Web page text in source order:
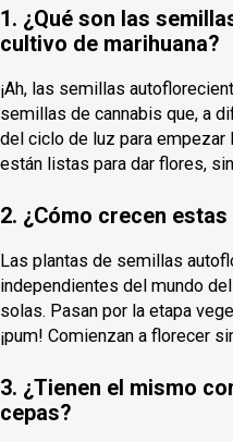
1. ¿Qué son las
cultivo de marihuana?
¡Ah, las semillas
semillas de cannabis que, a
del ciclo de luz para empezar
están listas para dar flores,
2. ¿Cómo crecen
Las plantas de semillas
independientes del mundo
solas. Pasan por la etapa
¡pum! Comienzan a florecer
3. ¿Tienen el mismo
cepas?